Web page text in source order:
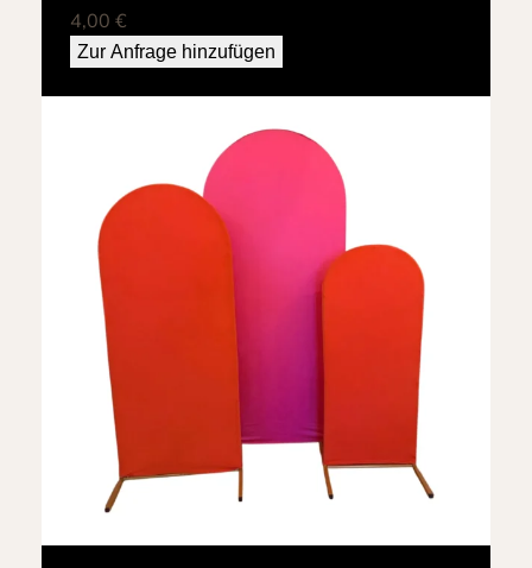
4,00 €
Zur Anfrage hinzufügen